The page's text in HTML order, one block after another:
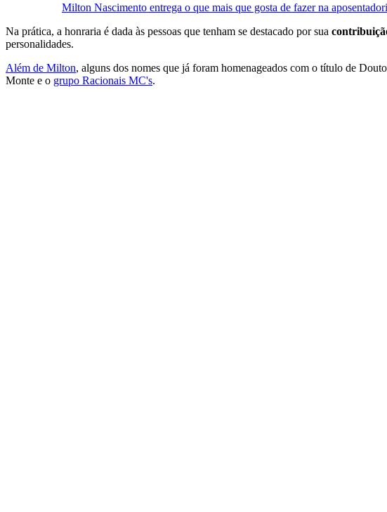
Milton Nascimento entrega o que mais que gosta de fazer na
Na prática, a honraria é dada às pessoas que tenham se destacado por sua
personalidades.
Além de Milton, alguns dos nomes que já foram homenageados com o título de
Monte e o grupo Racionais MC's.